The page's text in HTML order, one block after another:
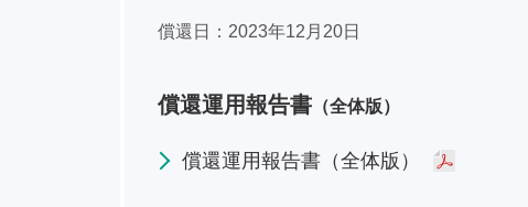
償還日 2023年12月20日
償還運用報告書 （全体版）
償還運用報告書（全体版）